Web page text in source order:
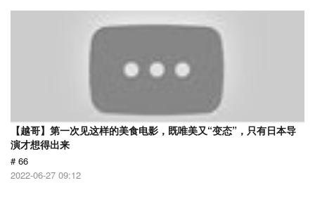
【越哥】第一次见这样的美食电影，既唯美又“变态”，只有日本导
演才想得出来
# 66
2022-06-27 09:12